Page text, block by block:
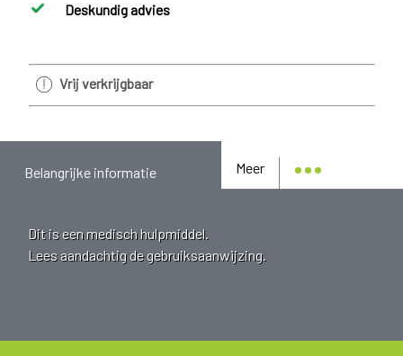
Deskundig advies
Vrij verkrijgbaar
Meer
Belangrijke informatie
Dit is een medisch hulpmiddel.
Lees aandachtig de gebruiksaanwijzing.